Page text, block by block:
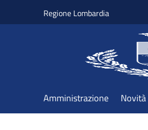
Regione Lombardia
Amministrazione Novità